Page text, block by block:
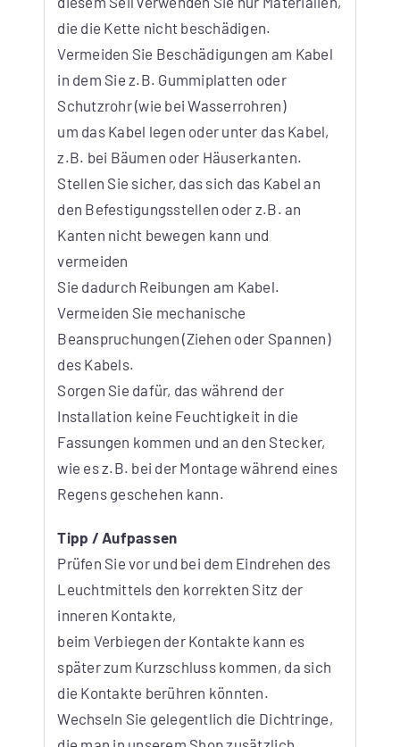
die die Kette nicht beschädigen.
Vermeiden Sie Beschädigungen am Kabel
in dem Sie z.B. Gummiplatten oder
Schutzrohr (wie bei Wasserrohren)
um das Kabel legen oder unter das Kabel,
z.B. bei Bäumen oder Häuserkanten.
Stellen Sie sicher, das sich das Kabel an
den Befestigungsstellen oder z.B. an
Kanten nicht bewegen kann und
vermeiden
Sie dadurch Reibungen am Kabel.
Vermeiden Sie mechanische
Beanspruchungen (Ziehen oder Spannen)
des Kabels.
Sorgen Sie dafür, das während der
Installation keine Feuchtigkeit in die
Fassungen kommen und an den Stecker,
wie es z.B. bei der Montage während eines
Regens geschehen kann.
Tipp / Aufpassen
Prüfen Sie vor und bei dem Eindrehen des
Leuchtmittels den korrekten Sitz der
inneren Kontakte,
beim Verbiegen der Kontakte kann es
später zum Kurzschluss kommen, da sich
die Kontakte berühren könnten.
Wechseln Sie gelegentlich die Dichtringe,